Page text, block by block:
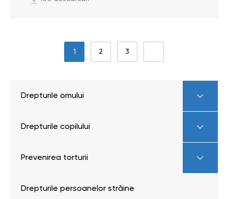
1 2 3
Drepturile omului
Drepturile copilului
Prevenirea torturii
Drepturile persoanelor străine